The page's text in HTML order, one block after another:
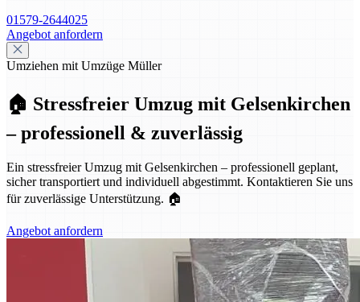
01579-2644025
Angebot anfordern
Umziehen mit Umzüge Müller
🏠 Stressfreier Umzug mit Gelsenkirchen
– professionell & zuverlässig
Ein stressfreier Umzug mit Gelsenkirchen – professionell geplant,
sicher transportiert und individuell abgestimmt. Kontaktieren Sie uns
für zuverlässige Unterstützung. 🏠
Angebot anfordern